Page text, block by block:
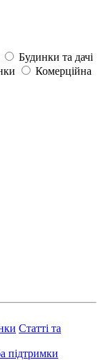
Будинки та дачі
Комерційна
Статті та
підтримки